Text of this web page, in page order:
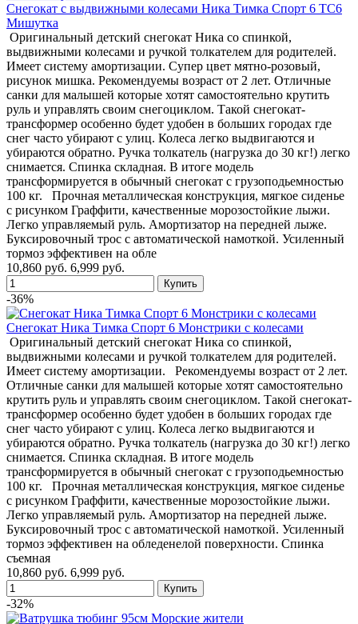
Снегокат с выдвижными колесами Ника Тимка Спорт 6 ТС6
Мишутка
Оригинальный детский снегокат Ника со спинкой,
выдвижными колесами и ручкой толкателем для родителей.
Имеет систему амортизации. Супер цвет мятно-розовый,
рисунок мишка. Рекомендуемы возраст от 2 лет. Отличные
санки для малышей которые хотят самостоятельно крутить
руль и управлять своим снегоциклом. Такой снегокат-
трансформер особенно будет удобен в больших городах где
снег часто убирают с улиц. Колеса легко выдвигаются и
убираются обратно. Ручка толкатель (нагрузка до 30 кг!) легко
снимается. Спинка складная. В итоге модель
трансформируется в обычный снегокат с грузоподьемностью
100 кг. Прочная металлическая конструкция, мягкое сиденье
с рисунком Граффити, качественные морозостойкие лыжи.
Легко управляемый руль. Амортизатор на передней лыже.
Буксировочный трос с автоматической намоткой. Усиленный
тормоз эффективен на обле
10,860 руб. 6,999 руб.
-36%
Снегокат Ника Тимка Спорт 6 Монстрики с колесами
Оригинальный детский снегокат Ника со спинкой,
выдвижными колесами и ручкой толкателем для родителей.
Имеет систему амортизации. Рекомендуемы возраст от 2 лет.
Отличные санки для малышей которые хотят самостоятельно
крутить руль и управлять своим снегоциклом. Такой снегокат-
трансформер особенно будет удобен в больших городах где
снег часто убирают с улиц. Колеса легко выдвигаются и
убираются обратно. Ручка толкатель (нагрузка до 30 кг!) легко
снимается. Спинка складная. В итоге модель
трансформируется в обычный снегокат с грузоподьемностью
100 кг. Прочная металлическая конструкция, мягкое сиденье
с рисунком Граффити, качественные морозостойкие лыжи.
Легко управляемый руль. Амортизатор на передней лыже.
Буксировочный трос с автоматической намоткой. Усиленный
тормоз эффективен на обледенелой поверхности. Спинка
съемная
10,860 руб. 6,999 руб.
-32%